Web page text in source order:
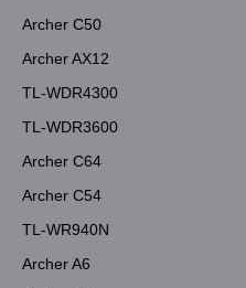
Archer C50
Archer AX12
TL-WDR4300
TL-WDR3600
Archer C64
Archer C54
TL-WR940N
Archer A6